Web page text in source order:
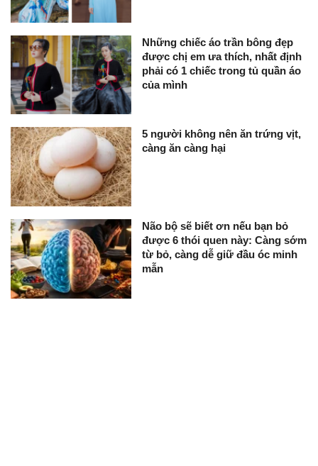
Những chiếc áo trần bông đẹp
được chị em ưa thích, nhất định
phải có 1 chiếc trong tủ quần áo
của mình
5 người không nên ăn trứng vịt,
càng ăn càng hại
Não bộ sẽ biết ơn nếu bạn bỏ
được 6 thói quen này: Càng sớm
từ bỏ, càng dễ giữ đầu óc minh
mẫn